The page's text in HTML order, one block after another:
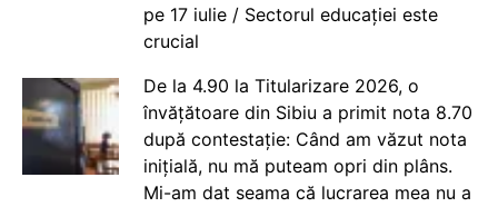
pe 17 iulie / Sectorul educației este
crucial
De la 4.90 la Titularizare 2026, o
învățătoare din Sibiu a primit nota 8.70
după contestație: Când am văzut nota
inițială, nu mă puteam opri din plâns.
Mi-am dat seama că lucrarea mea nu a